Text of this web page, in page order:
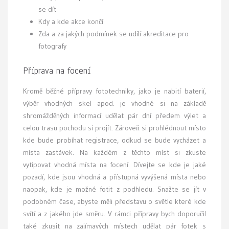
se dít
Kdy a kde akce končí
Zda a za jakých podmínek se udílí akreditace pro
fotografy
Příprava na focení
Kromě běžné přípravy fototechniky, jako je nabití baterií,
výběr vhodných skel apod. je vhodné si na základě
shromážděných informací udělat pár dní předem výlet a
celou trasu pochodu si projít. Zároveň si prohlédnout místo
kde bude probíhat registrace, odkud se bude vycházet a
místa zastávek. Na každém z těchto míst si zkuste
vytipovat vhodná místa na focení. Dívejte se kde je jaké
pozadí, kde jsou vhodná a přístupná vyvýšená místa nebo
naopak, kde je možné fotit z podhledu. Snažte se jít v
podobném čase, abyste měli představu o světle které kde
svítí a z jakého jde směru. V rámci přípravy bych doporučil
také zkusit na zajímavých místech udělat pár fotek s